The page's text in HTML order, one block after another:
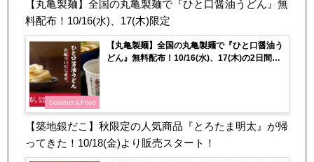
【丸亀製麺】全国の丸亀製麺で『ひと口醤油うどん』無
料配布！10/16(水)、17(木)限定
Gourmet＆Food
【丸亀製麺】全国の丸亀製麺で『ひと口醤油う
どん』無料配布！10/16(水)、17(木)の2日間限
【築地銀だこ】秋限定の人気商品『とろたま明太』が帰
ってきた！10/18(金)より販売スタート！